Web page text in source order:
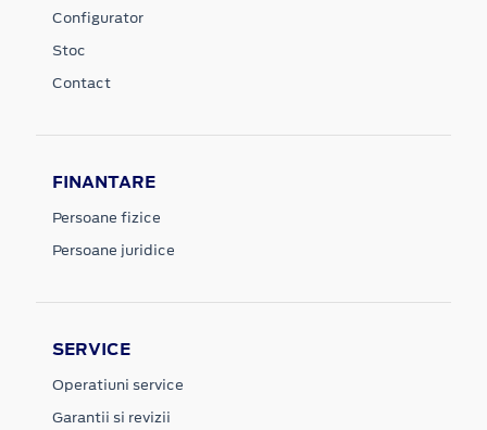
Configurator
Stoc
Contact
FINANTARE
Persoane fizice
Persoane juridice
SERVICE
Operatiuni service
Garantii si revizii